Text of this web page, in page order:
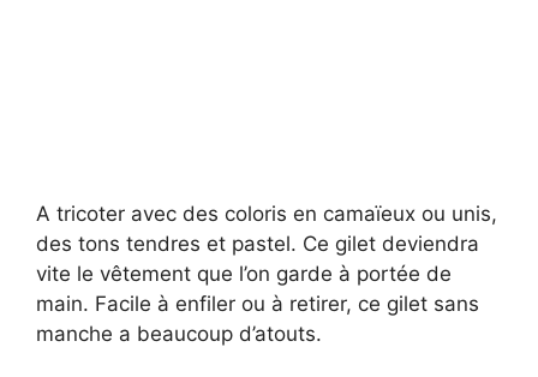
A tricoter avec des coloris en camaïeux ou unis,
des tons tendres et pastel. Ce gilet deviendra
vite le vêtement que l’on garde à portée de
main. Facile à enfiler ou à retirer, ce gilet sans
manche a beaucoup d’atouts.